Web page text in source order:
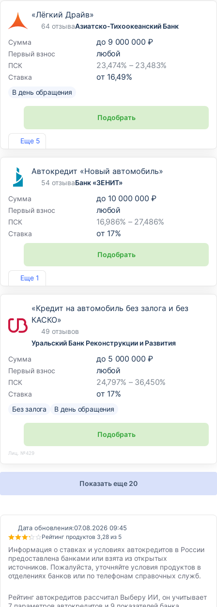
Еще 5
«Лёгкий Драйв»
64 отзываАзиатско-Тихоокеанский Банк
Сумма
до 9 000 000 ₽
Первый взнос любой
ПСК 23,474% – 23,483%
Ставка от 16,49%
В день обращения
Подобрать
Лиц. №1810
Еще 1
Автокредит «Новый автомобиль»
54 отзываБанк «ЗЕНИТ»
Сумма
до 10 000 000 ₽
Первый взнос любой
ПСК 16,986% – 27,486%
Ставка от 17%
Подобрать
Лиц. №3255
«Кредит на автомобиль без залога и без
КАСКО»
49 отзывов
Уральский Банк Реконструкции и Развития
Сумма
до 5 000 000 ₽
Первый взнос любой
ПСК 24,797% – 36,450%
Ставка от 17%
Без залога В день обращения
Подобрать
Лиц. №429
Показать еще 20
Дата обновления:07.08.2026 09:45
Рейтинг продуктов 3,28 из 5
Информация о ставках и условиях автокредитов в России
предоставлена банками или взята из открытых
источников. Пожалуйста, уточняйте условия продуктов в
отделениях банков или по телефонам справочных служб.
Рейтинг автокредитов рассчитал Выберу ИИ, он учитывает